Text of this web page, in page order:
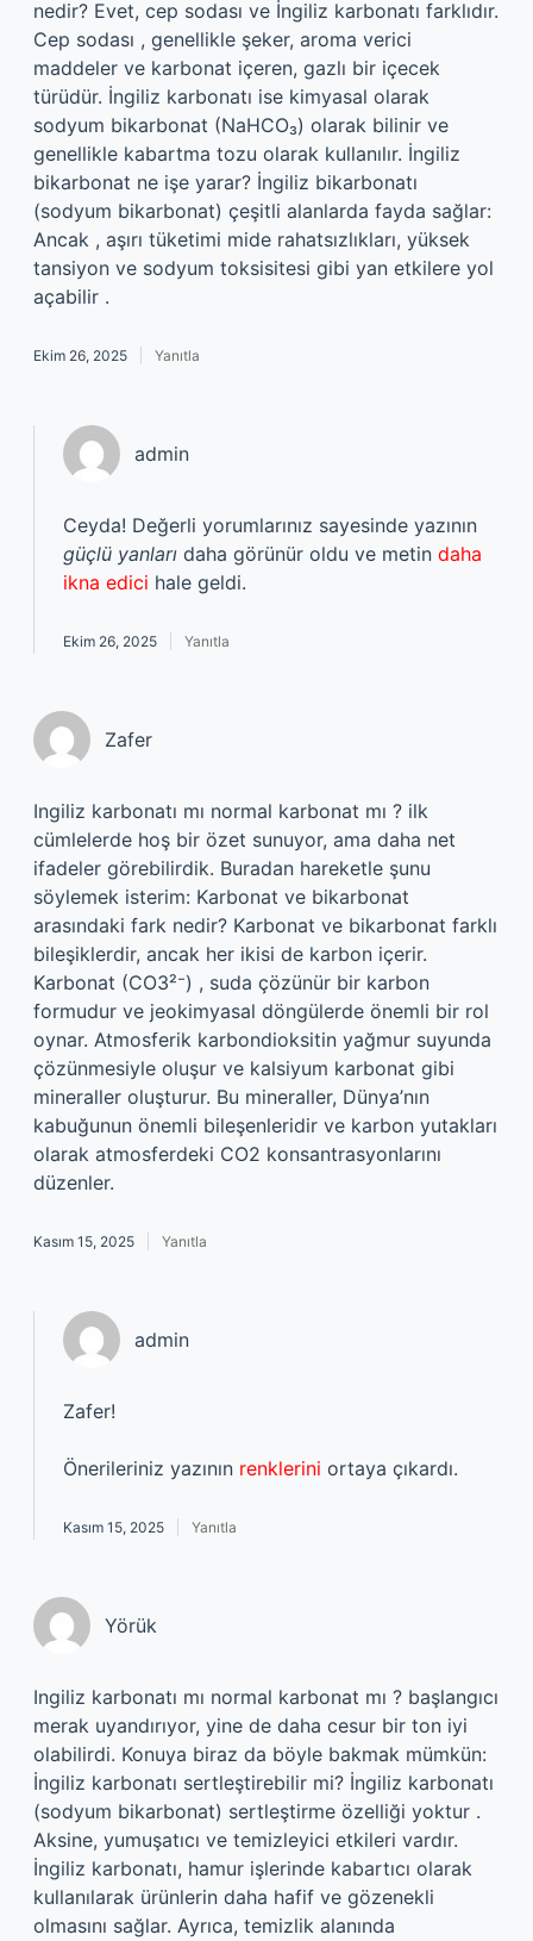
nedir? Evet, cep sodası ve İngiliz karbonatı farklıdır.
Cep sodası , genellikle şeker, aroma verici
maddeler ve karbonat içeren, gazlı bir içecek
türüdür. İngiliz karbonatı ise kimyasal olarak
sodyum bikarbonat (NaHCO₃) olarak bilinir ve
genellikle kabartma tozu olarak kullanılır. İngiliz
bikarbonat ne işe yarar? İngiliz bikarbonatı
(sodyum bikarbonat) çeşitli alanlarda fayda sağlar:
Ancak , aşırı tüketimi mide rahatsızlıkları, yüksek
tansiyon ve sodyum toksisitesi gibi yan etkilere yol
açabilir .
Ekim 26, 2025 Yanıtla
admin
Ceyda! Değerli yorumlarınız sayesinde yazının
güçlü yanları daha görünür oldu ve metin daha
ikna edici hale geldi.
Ekim 26, 2025 Yanıtla
Zafer
Ingiliz karbonatı mı normal karbonat mı ? ilk
cümlelerde hoş bir özet sunuyor, ama daha net
ifadeler görebilirdik. Buradan hareketle şunu
söylemek isterim: Karbonat ve bikarbonat
arasındaki fark nedir? Karbonat ve bikarbonat farklı
bileşiklerdir, ancak her ikisi de karbon içerir.
Karbonat (CO3²⁻) , suda çözünür bir karbon
formudur ve jeokimyasal döngülerde önemli bir rol
oynar. Atmosferik karbondioksitin yağmur suyunda
çözünmesiyle oluşur ve kalsiyum karbonat gibi
mineraller oluşturur. Bu mineraller, Dünya’nın
kabuğunun önemli bileşenleridir ve karbon yutakları
olarak atmosferdeki CO2 konsantrasyonlarını
düzenler.
Kasım 15, 2025 Yanıtla
admin
Zafer!
Önerileriniz yazının renklerini ortaya çıkardı.
Kasım 15, 2025 Yanıtla
Yörük
Ingiliz karbonatı mı normal karbonat mı ? başlangıcı
merak uyandırıyor, yine de daha cesur bir ton iyi
olabilirdi. Konuya biraz da böyle bakmak mümkün:
İngiliz karbonatı sertleştirebilir mi? İngiliz karbonatı
(sodyum bikarbonat) sertleştirme özelliği yoktur .
Aksine, yumuşatıcı ve temizleyici etkileri vardır.
İngiliz karbonatı, hamur işlerinde kabartıcı olarak
kullanılarak ürünlerin daha hafif ve gözenekli
olmasını sağlar. Ayrıca, temizlik alanında